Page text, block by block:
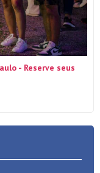
- Reserve seus